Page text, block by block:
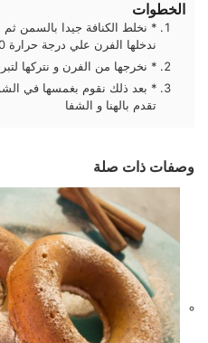
الخطوات
* نخلط الكنافة جيدا بالسمن
ندخلها الفرن علي درجة حرارة 180 درجة مئوية حتي الاحمرار
* نخرجها من الفرن و نتركها
* بعد ذلك نقوم بغمسها في
تقدم بالهنا و الشفا
وصفات ذات صلة